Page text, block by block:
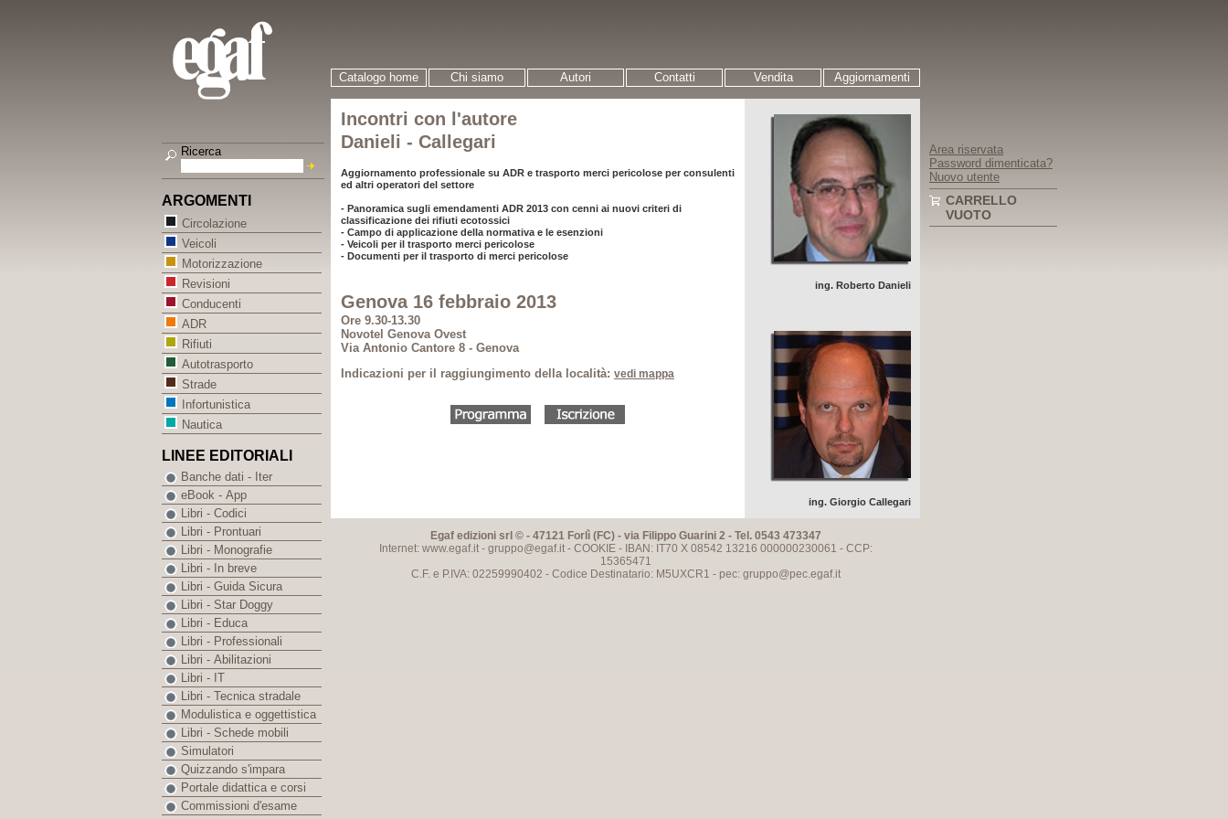
Catalogo home Chi siamo Autori Contatti Vendita Aggiornamenti
Incontri con l'autore
Danieli - Callegari
Aggiornamento professionale su ADR e trasporto merci pericolose per consulenti
ed altri operatori del settore
- Panoramica sugli emendamenti ADR 2013 con cenni ai nuovi criteri di
classificazione dei rifiuti ecotossici
- Campo di applicazione della normativa e le esenzioni
- Veicoli per il trasporto merci pericolose
- Documenti per il trasporto di merci pericolose
Genova 16 febbraio 2013
Ore 9.30-13.30
Novotel Genova Ovest
Via Antonio Cantore 8 - Genova
Indicazioni per il raggiungimento della località: vedi mappa
ing. Roberto Danieli
ing. Giorgio Callegari
Egaf edizioni srl © - 47121 Forlì (FC) - via Filippo Guarini 2 - Tel. 0543 473347
Internet: www.egaf.it - gruppo@egaf.it- COOKIE- IBAN: IT70 X 08542 13216 000000230061 - CCP:
15365471
C.F. e P.IVA: 02259990402 - Codice Destinatario: M5UXCR1 - pec: gruppo@pec.egaf.it
Ricerca
ARGOMENTI
Circolazione
Veicoli
Motorizzazione
Revisioni
Conducenti
ADR
Rifiuti
Autotrasporto
Strade
Infortunistica
Nautica
LINEE EDITORIALI
Banche dati - Iter
eBook - App
Libri - Codici
Libri - Prontuari
Libri - Monografie
Libri - In breve
Libri - Guida Sicura
Libri - Star Doggy
Libri - Educa
Libri - Professionali
Libri - Abilitazioni
Libri - IT
Libri - Tecnica stradale
Modulistica e oggettistica
Libri - Schede mobili
Simulatori
Quizzando s'impara
Portale didattica e corsi
Commissioni d'esame
Area riservata
Password dimenticata?
Nuovo utente
CARRELLO
VUOTO